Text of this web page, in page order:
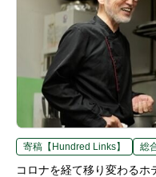
寄稿【Hundred Links】 総
コロナを経て移り変わる